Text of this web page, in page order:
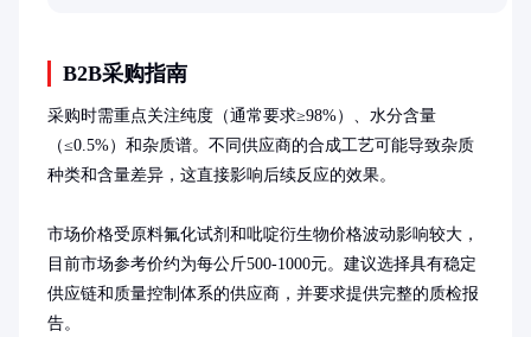
B2B采购指南
采购时需重点关注纯度（通常要求≥98%）、水分含量
（≤0.5%）和杂质谱。不同供应商的合成工艺可能导致杂质
种类和含量差异，这直接影响后续反应的效果。
市场价格受原料氟化试剂和吡啶衍生物价格波动影响较大，
目前市场参考价约为每公斤500-1000元。建议选择具有稳定
供应链和质量控制体系的供应商，并要求提供完整的质检报
告。